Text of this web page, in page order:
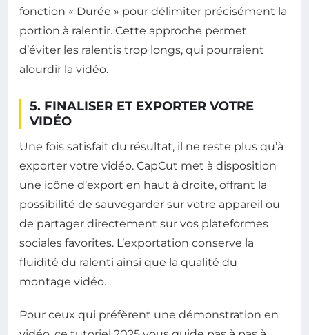
fonction « Durée » pour délimiter précisément la
portion à ralentir. Cette approche permet
d’éviter les ralentis trop longs, qui pourraient
alourdir la vidéo.
5. FINALISER ET EXPORTER VOTRE
VIDÉO
Une fois satisfait du résultat, il ne reste plus qu’à
exporter votre vidéo. CapCut met à disposition
une icône d’export en haut à droite, offrant la
possibilité de sauvegarder sur votre appareil ou
de partager directement sur vos plateformes
sociales favorites. L’exportation conserve la
fluidité du ralenti ainsi que la qualité du
montage vidéo.
Pour ceux qui préfèrent une démonstration en